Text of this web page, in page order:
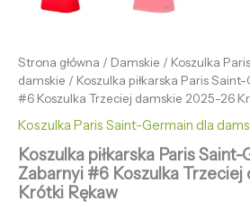
Strona główna / Damskie / Koszulka
damskie / Koszulka piłkarska Paris
#6 Koszulka Trzeciej damskie 2025-26
Koszulka Paris Saint-Germain dla
Koszulka piłkarska Paris
Zabarnyi #6 Koszulka Trzeciej
Krótki Rękaw